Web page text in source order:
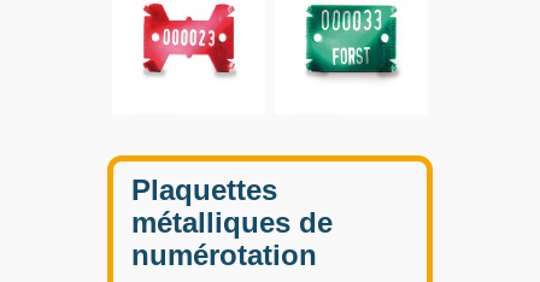
Plaquettes
métalliques de
numérotation